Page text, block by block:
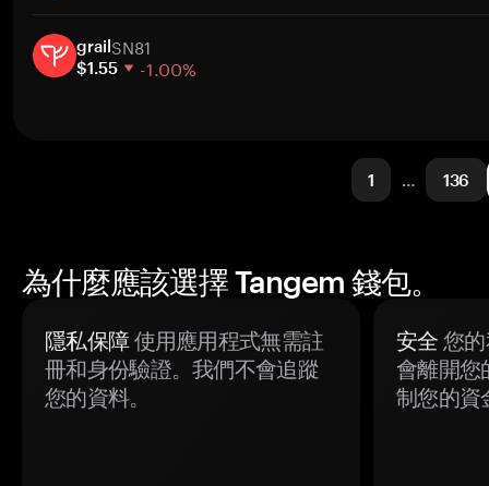
30 天
市值
grailSN81
$1.55 -1.00%
1 … 136
為什麼應該選擇 Tangem 錢包。
隱私保障使用應用程式無需註
冊和身份驗證。我們不會追蹤
您的資料。
安全 您
會離開您
制您的資